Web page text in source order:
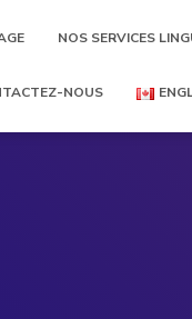
NOS SERVICES
NOUS